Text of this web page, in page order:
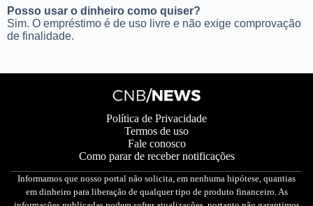
Posso usar o dinheiro como quiser?
Sim. O empréstimo é de uso livre e não exige comprovação
de finalidade.
Política de Privacidade
Termos de uso
Fale conosco
Como parar de receber notificações
Informamos que nosso portal não solicita, em nenhuma hipótese, quantias
em dinheiro para liberação de qualquer tipo de produto financeiro. As